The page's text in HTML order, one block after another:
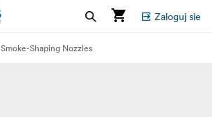
Zaloguj sie
Smoke-Shaping Nozzles